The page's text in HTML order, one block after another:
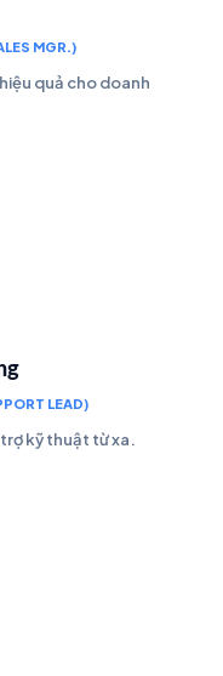
MGR.)
quả cho doanh
LEAD)
kỹ thuật từ xa.